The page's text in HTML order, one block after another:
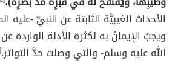
الأحداث الغيبيَّة الثابتة عن النبيِّ -عليه
ويجبُ الإيمانُ به لكثرة الأدلة الواردة
الله عليه وسلم- والتي وصلت حدَّ التواتر.[١٥]